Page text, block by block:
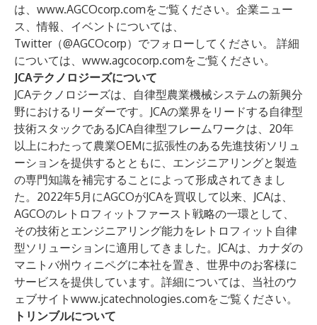
は、 www.AGCOcorp.comをご覧ください。企業ニュー
ス、情報、イベントについては、
Twitter（@AGCOcorp）でフォローしてください。
詳細
については、 www.agcocorp.comをご覧ください。
JCAテクノロジーズについて
JCAテクノロジーズは、自律型農業機械システムの新興分
野におけるリーダーです。JCAの業界をリードする自律型
技術スタックであるJCA自律型フレームワークは、20年
以上にわたって農業OEMに拡張性のある先進技術ソリュ
ーションを提供するとともに、エンジニアリングと製造
の専門知識を補完することによって形成されてきまし
た。2022年5月にAGCOがJCAを買収して以来、JCAは、
AGCOのレトロフィットファースト戦略の一環として、
その技術とエンジニアリング能力をレトロフィット自律
型ソリューションに適用してきました。JCAは、カナダの
マニトバ州ウィニペグに本社を置き、世界中のお客様に
サービスを提供しています。詳細については、当社のウ
ェブサイト www.jcatechnologies.comをご覧ください。
トリンブルについて